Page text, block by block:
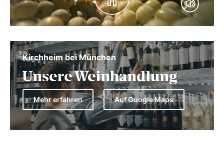
Kirchheim bei München
Unsere Weinhandlung
Mehr erfahren Auf Google Maps